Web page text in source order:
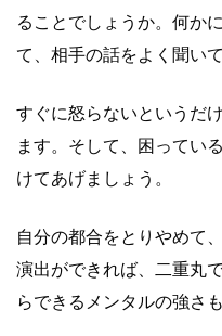
ることでしょうか。何か
て、相手の話をよく聞い
すぐに怒らないというだ
ます。そして、困ってい
けてあげましょう。
自分の都合をとりやめて
演出ができれば、二重丸
らできるメンタルの強さ